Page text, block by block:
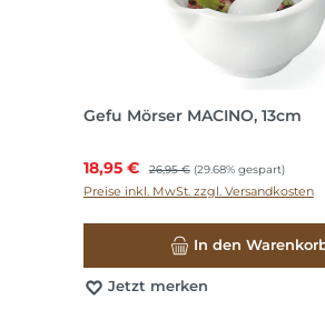
Gefu Mörser MACINO, 13cm
Verkaufspreis:
18,95 € Regulärer Preis:
26,95 € (29.68% gespart)
Preise inkl. MwSt. zzgl. Versandkosten
In den
Jetzt merken